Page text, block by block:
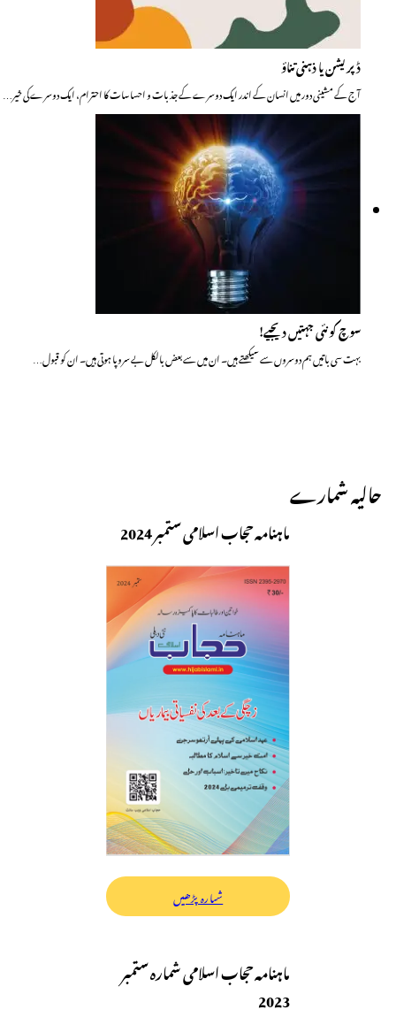
ڈپریشن یا ذہنی تناؤ
آج کے مشینی دور میں انسان کے اندر ایک دوسرے کے جذبات و احساسات کا احترام، ایک دوسرے کی خیر…
سوچ کو نئی جہتیں دیجیے!
بہت سی باتیں ہم دوسروں سے سیکھتے ہیں۔ ان میں سے بعض بالکل بے سروپا ہوتی ہیں۔ ان کو قبول…
حالیہ شمارے
ماہنامہ حجاب اسلامی ستمبر 2024
شمارہ پڑھیں
ماہنامہ حجاب اسلامی شمارہ ستمبر
2023